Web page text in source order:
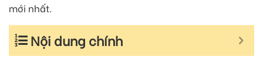
mới nhất.
Nội dung chính